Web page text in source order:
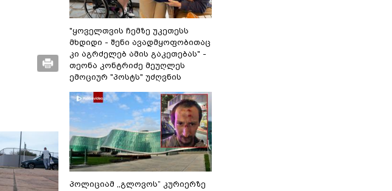
"ყოველთვის ჩემზე უკეთესს
მხდიდი - შენი ავადმყოფობითაც
კი აგრძელებ ამის გაკეთებას" -
თეონა კონტრიძე მეუღლეს
ემოციურ "პოსტს" უძღვნის
პოლიციამ ,,გლოვოს” კურიერზე